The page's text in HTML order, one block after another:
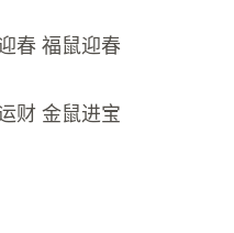
春 福鼠迎春
财 金鼠进宝